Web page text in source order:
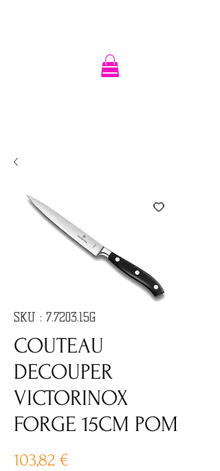
SKU : 7.7203.15G
COUTEAU
DECOUPER
VICTORINOX
FORGE 15CM POM
103,82 €